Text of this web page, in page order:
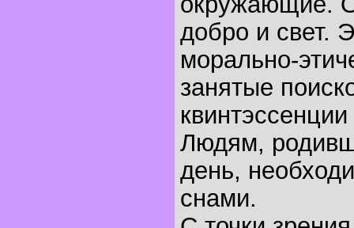
добро и свет.
морально-
занятые
Людям,
день,
снами.